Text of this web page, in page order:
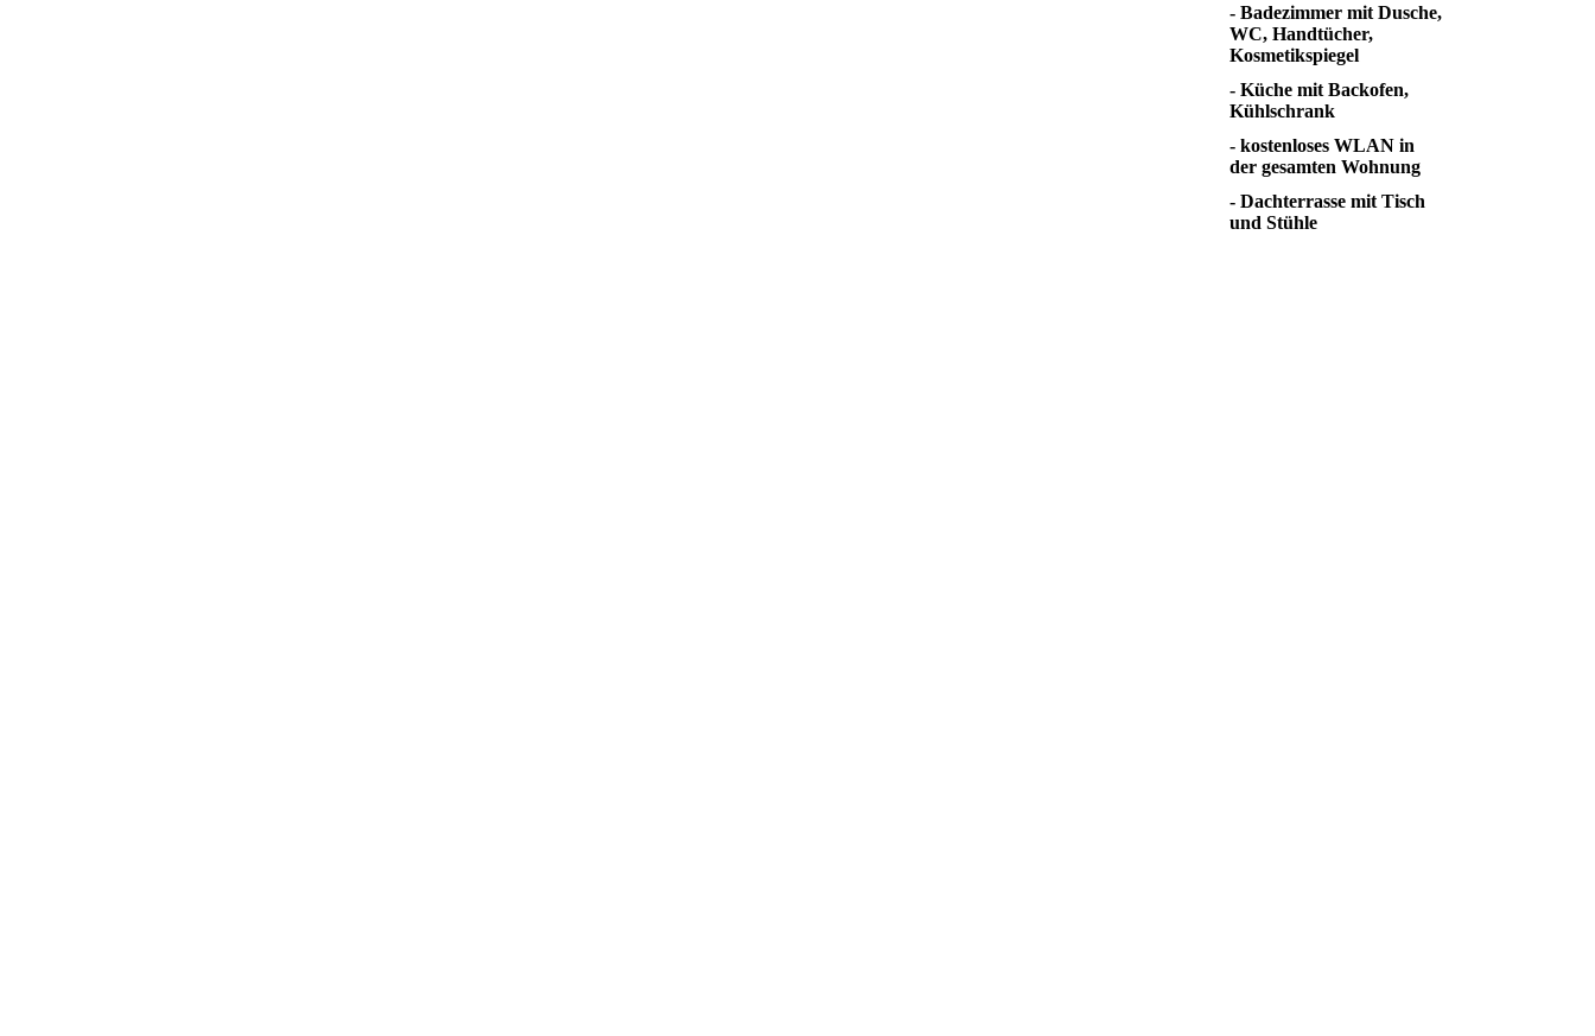
- Badezimmer mit Dusche,
WC, Handtücher,
Kosmetikspiegel
- Küche mit Backofen,
Kühlschrank
- kostenloses WLAN in
der gesamten Wohnung
- Dachterrasse mit Tisch
und Stühle